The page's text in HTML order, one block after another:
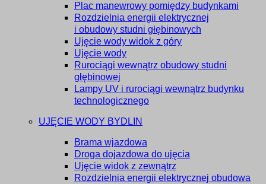
Plac manewrowy pomiędzy budynkami
Rozdzielnia energii elektrycznej
i obudowy studni głębinowych
Ujęcie wody widok z góry
Ujęcie wody
Rurociągi wewnątrz obudowy studni
głębinowej
Lampy UV i rurociągi wewnątrz budynku
technologicznego
UJĘCIE WODY BYDLIN
Brama wjazdowa
Droga dojazdowa do ujęcia
Ujęcie widok z zewnątrz
Rozdzielnia energii elektrycznej obudowa